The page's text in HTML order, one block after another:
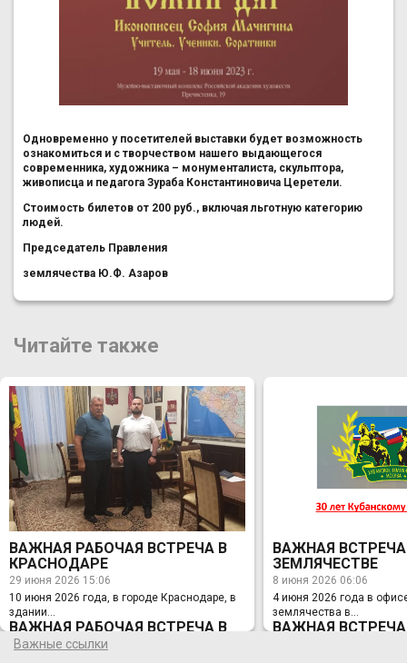
Одновременно у посетителей выставки будет возможность
ознакомиться и с творчеством нашего выдающегося
современника, художника – монументалиста, скульптора,
живописца и педагога Зураба Константиновича Церетели.
Стоимость билетов от 200 руб., включая льготную категорию
людей.
Председатель Правления
землячества Ю.Ф. Азаров
Читайте также
ВАЖНАЯ РАБОЧАЯ ВСТРЕЧА В
КРАСНОДАРЕ
29 июня 2026 15:06
10 июня 2026 года, в городе Краснодаре, в
здании...
ВАЖНАЯ РАБОЧАЯ ВСТРЕЧА В
КРАСНОДАРЕ
ВАЖНАЯ
ЗЕМЛЯЧЕСТВЕ
8 июня 2026 06:06
4 июня 2026 года в
землячества в...
ВАЖНАЯ
Важные ссылки